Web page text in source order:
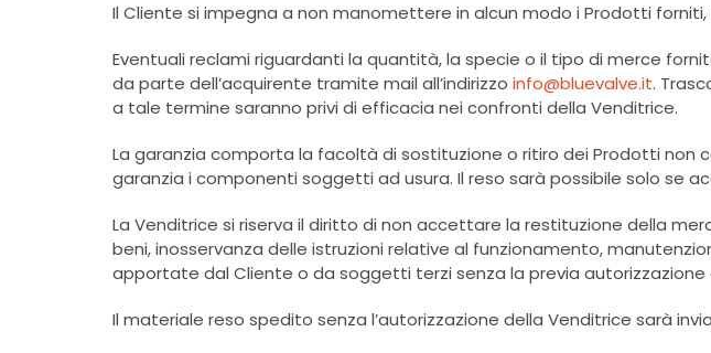
Il Cliente si impegna a non manomettere in alcun modo i Prodotti
Eventuali reclami riguardanti la quantità, la specie o il tipo di merce
da parte dell’acquirente tramite mail all’indirizzo info@bluevalve.it.
a tale termine saranno privi di efficacia nei confronti della Venditrice.
La garanzia comporta la facoltà di sostituzione o ritiro dei Prodotti non
garanzia i componenti soggetti ad usura. Il reso sarà possibile solo se
La Venditrice si riserva il diritto di non accettare la restituzione della
beni, inosservanza delle istruzioni relative al funzionamento,
apportate dal Cliente o da soggetti terzi senza la previa autorizzazione
Il materiale reso spedito senza l’autorizzazione della Venditrice sarà